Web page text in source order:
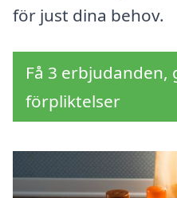
för just dina behov.
Få 3 erbjudanden,
förpliktelser